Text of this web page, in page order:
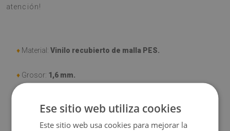
atención!
♦ Material: Vinilo recubierto de malla PES.
♦ Grosor: 1,6 mm.
Las alfombrasno son antideslizantes ;
Ese sitio web utiliza cookies
Este sitio web usa cookies para mejorar la